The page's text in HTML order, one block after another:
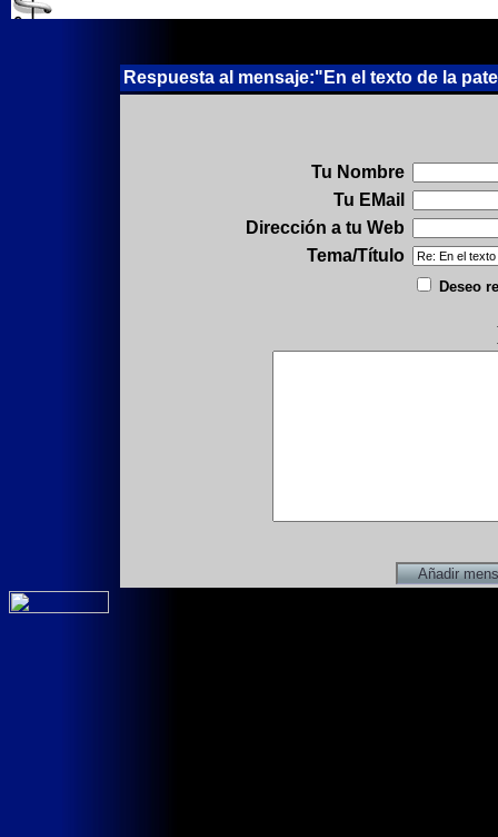
Respuesta al mensaje:"En el texto de la
Tu Nombre
Tu EMail
Dirección a tu Web
Tema/Título
Deseo